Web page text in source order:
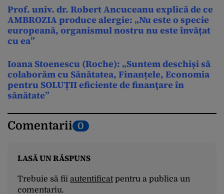
Prof. univ. dr. Robert Ancuceanu explică de ce
AMBROZIA produce alergie: „Nu este o specie
europeană, organismul nostru nu este învățat
cu ea”
Ioana Stoenescu (Roche): „Suntem deschiși să
colaborăm cu Sănătatea, Finanțele, Economia
pentru SOLUȚII eficiente de finanţare în
sănătate”
Comentarii 0
LASĂ UN RĂSPUNS
Trebuie să fii autentificatpentru a publica un
comentariu.